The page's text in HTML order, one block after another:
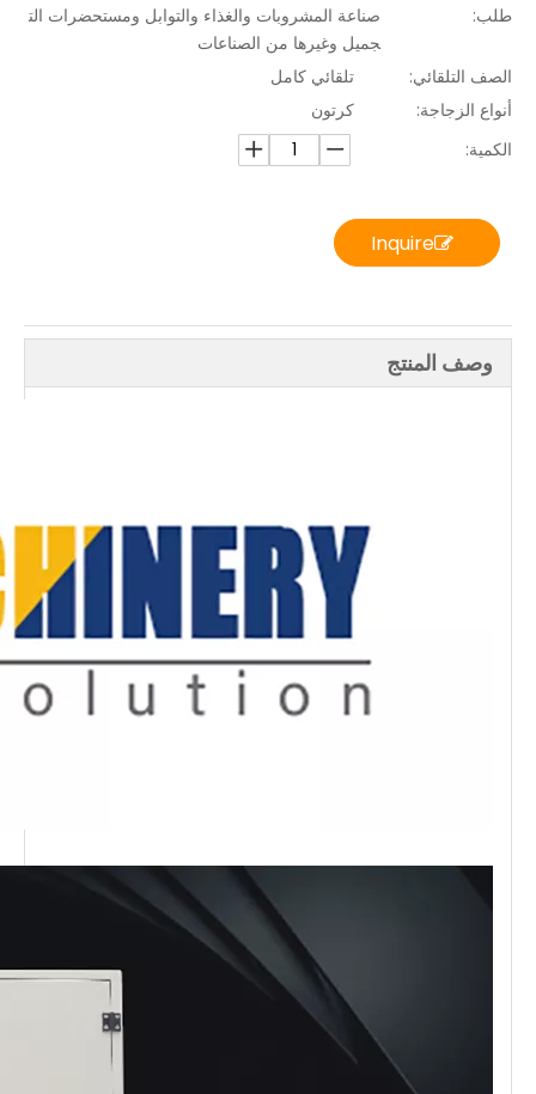
طلب:
صناعة المشروبات والغذاء والتوابل ومستحضرات الت
جميل وغيرها من الصناعات
الصف التلقائي:
تلقائي كامل
أنواع الزجاجة:
كرتون
الكمية:
Inquire
وصف المنتج